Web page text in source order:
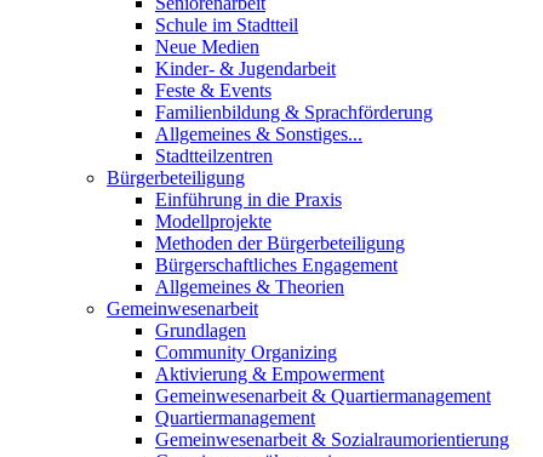
Schule im Stadtteil
Neue Medien
Kinder- & Jugendarbeit
Feste & Events
Familienbildung & Sprachförderung
Allgemeines & Sonstiges...
Stadtteilzentren
Bürgerbeteiligung
Einführung in die Praxis
Modellprojekte
Methoden der Bürgerbeteiligung
Bürgerschaftliches Engagement
Allgemeines & Theorien
Gemeinwesenarbeit
Grundlagen
Community Organizing
Aktivierung & Empowerment
Gemeinwesenarbeit & Quartiermanagement
Quartiermanagement
Gemeinwesenarbeit & Sozialraumorientierung